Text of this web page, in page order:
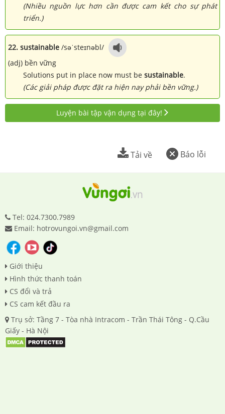
(Nhiều nguồn lực hơn cần được cam kết cho sự phát
triển.)
22. sustainable /səˈsteɪnəbl/
(adj) bền vững
Solutions put in place now must be sustainable.
(Các giải pháp được đặt ra hiện nay phải bền vững.)
Luyện bài tập vận dụng tại đây!
Báo lỗi
Tải về
Tel: 024.7300.7989
Email: hotrovungoi.vn@gmail.com
Giới thiệu
Hình thức thanh toán
CS đổi và trả
CS cam kết đầu ra
Trụ sở: Tầng 7 - Tòa nhà Intracom - Trần Thái Tông - Q.Cầu
Giấy - Hà Nội